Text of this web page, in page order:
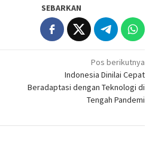
SEBARKAN
Pos berikutnya
Indonesia Dinilai Cepat
Beradaptasi dengan Teknologi di
Tengah Pandemi